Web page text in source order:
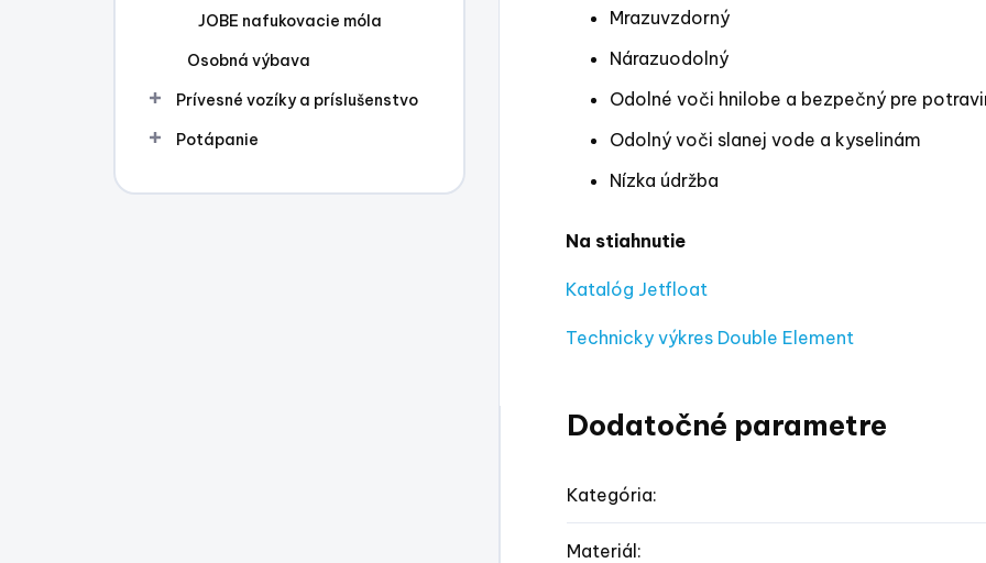
JOBE nafukovacie móla
Osobná výbava
Prívesné vozíky a príslušenstvo
Potápanie
Mrazuvzdorný
Nárazuodolný
Odolné voči hnilobe a bezpečný pre
Odolný voči slanej vode a kyselinám
Nízka údržba
Na stiahnutie
Katalóg Jetfloat
Technicky výkres Double Element
Dodatočné parametre
Kategória:
Materiál :